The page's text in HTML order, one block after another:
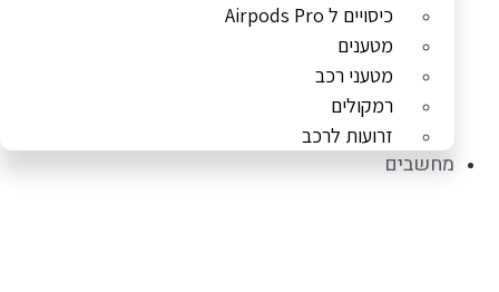
כיסויים ל Airpods Pro
מטענים
מטעני רכב
רמקולים
זרועות לרכב
מחשבים